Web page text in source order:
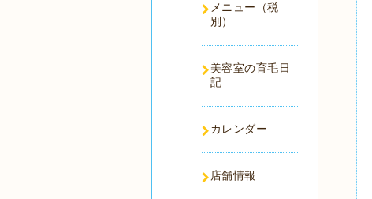
メニュー（税
別）
美容室の育毛日
記
カレンダー
店舗情報